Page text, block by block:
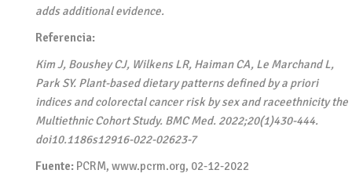
adds additional evidence.
Referencia:
Kim J, Boushey CJ, Wilkens LR, Haiman CA, Le Marchand L,
Park SY. Plant-based dietary patterns defined by a priori
indices and colorectal cancer risk by sex and raceethnicity the
Multiethnic Cohort Study. BMC Med. 2022;20(1)430-444.
doi10.1186s12916-022-02623-7
Fuente:PCRM, www.pcrm.org, 02-12-2022